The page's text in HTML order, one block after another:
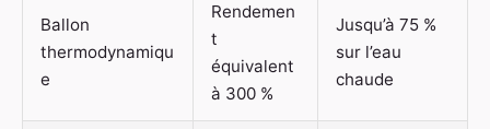
Ballon
thermodynamiqu
e
Rendemen
t
équivalent
à 300 %
Jusqu’à 75 %
sur l’eau
chaude